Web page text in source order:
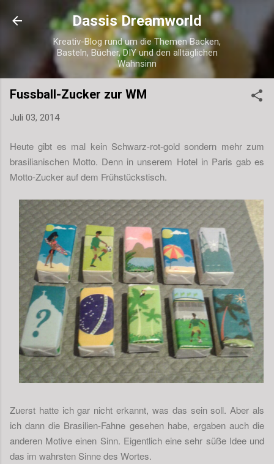
Direkt zum Hauptbereich
Dassis Dreamworld
Kreativ-Blog rund um die Themen Backen,
Basteln, Bücher, DIY und den alltäglichen
Wahnsinn
Fussball-Zucker zur WM
Juli 03, 2014
Heute gibt es mal kein Schwarz-rot-gold sondern mehr zum
brasilianischen Motto. Denn in unserem Hotel in Paris gab es
Motto-Zucker auf dem Frühstückstisch.
Zuerst hatte ich gar nicht erkannt, was das sein soll. Aber als
ich dann die Brasilien-Fahne gesehen habe, ergaben auch die
anderen Motive einen Sinn. Eigentlich eine sehr süße Idee und
das im wahrsten Sinne des Wortes.